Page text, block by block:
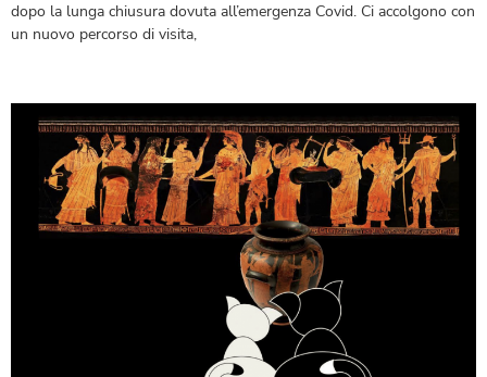
dopo la lunga chiusura dovuta all’emergenza Covid. Ci accolgono con
un nuovo percorso di visita,